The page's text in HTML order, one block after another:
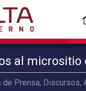
al micrositio
Prensa, Discursos,